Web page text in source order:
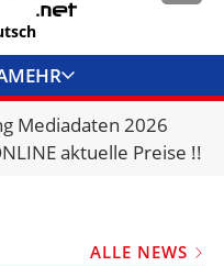
MEHR
Mediadaten 2026
aktuelle Preise !!
ALLE NEWS